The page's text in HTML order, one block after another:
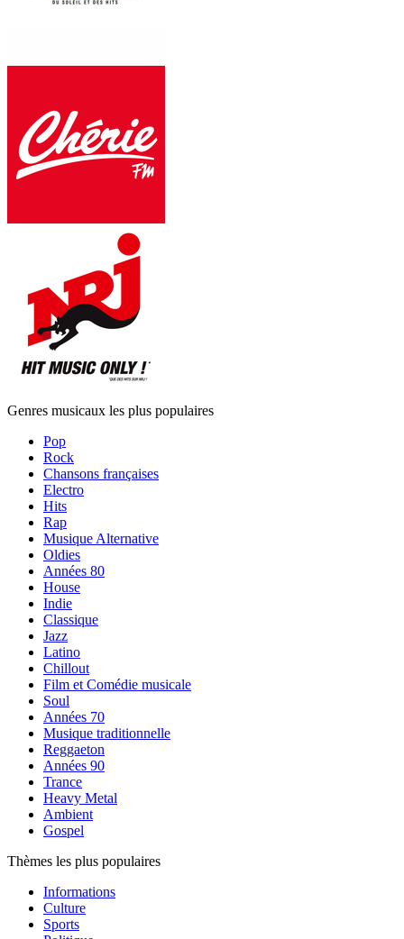
Genres musicaux les plus populaires
Pop
Rock
Chansons françaises
Electro
Hits
Rap
Musique Alternative
Oldies
Années 80
House
Indie
Classique
Jazz
Latino
Chillout
Film et Comédie musicale
Soul
Années 70
Musique traditionnelle
Reggaeton
Années 90
Trance
Heavy Metal
Ambient
Gospel
Thèmes les plus populaires
Informations
Culture
Sports